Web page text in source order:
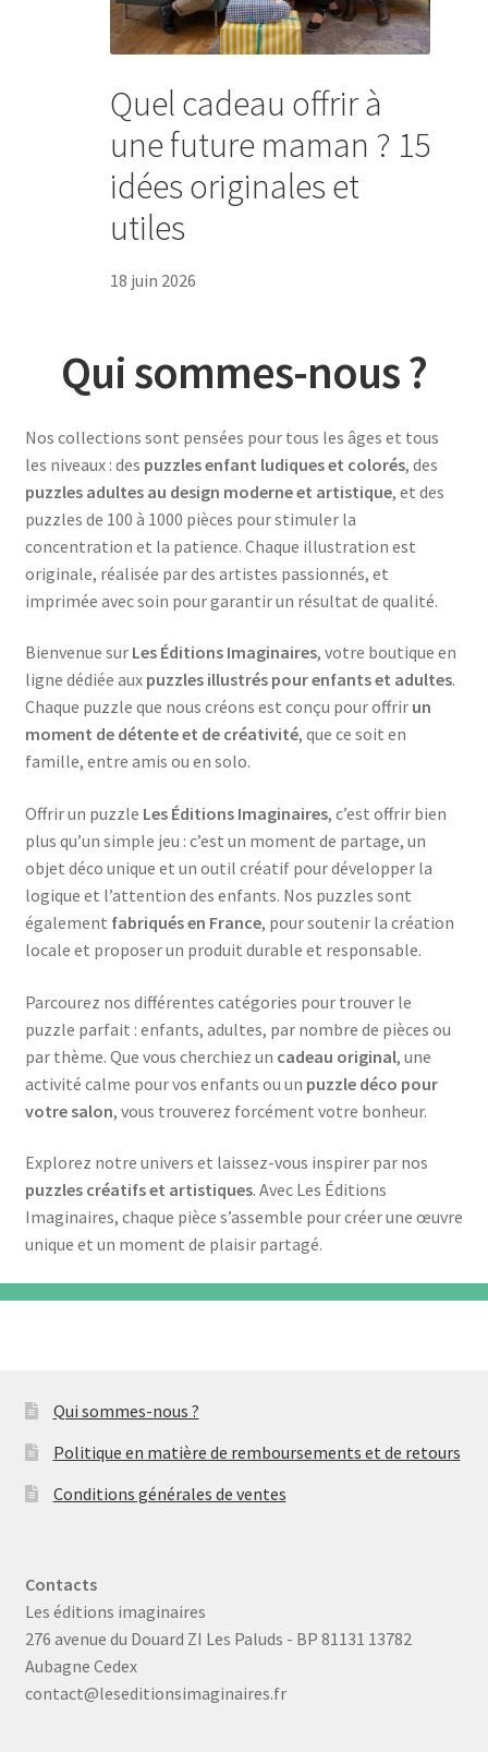
Quel cadeau offrir à
une future maman ? 15
idées originales et
utiles
18 juin 2026
Qui sommes-nous ?
Nos collections sont pensées pour tous les âges et tous
les niveaux : des puzzles enfant ludiques et colorés, des
puzzles adultes au design moderne et artistique, et des
puzzles de 100 à 1000 pièces pour stimuler la
concentration et la patience. Chaque illustration est
originale, réalisée par des artistes passionnés, et
imprimée avec soin pour garantir un résultat de qualité.
Bienvenue sur Les Éditions Imaginaires, votre boutique en
ligne dédiée aux puzzles illustrés pour enfants et adultes.
Chaque puzzle que nous créons est conçu pour offrir un
moment de détente et de créativité, que ce soit en
famille, entre amis ou en solo.
Offrir un puzzle Les Éditions Imaginaires, c’est offrir bien
plus qu’un simple jeu : c’est un moment de partage, un
objet déco unique et un outil créatif pour développer la
logique et l’attention des enfants. Nos puzzles sont
également fabriqués en France, pour soutenir la création
locale et proposer un produit durable et responsable.
Parcourez nos différentes catégories pour trouver le
puzzle parfait : enfants, adultes, par nombre de pièces ou
par thème. Que vous cherchiez un cadeau original, une
activité calme pour vos enfants ou un puzzle déco pour
votre salon, vous trouverez forcément votre bonheur.
Explorez notre univers et laissez-vous inspirer par nos
puzzles créatifs et artistiques. Avec Les Éditions
Imaginaires, chaque pièce s’assemble pour créer une œuvre
unique et un moment de plaisir partagé.
Qui sommes-nous ?
Politique en matière de remboursements et de retours
Conditions générales de ventes
Contacts
Les éditions imaginaires
276 avenue du Douard ZI Les Paluds - BP 81131 13782
Aubagne Cedex
contact@leseditionsimaginaires.fr